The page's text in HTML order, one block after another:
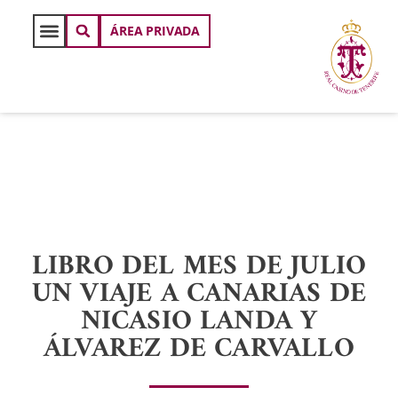
ÁREA PRIVADA
LIBRO DEL MES DE JULIO
UN VIAJE A CANARIAS DE
NICASIO LANDA Y
ÁLVAREZ DE CARVALLO